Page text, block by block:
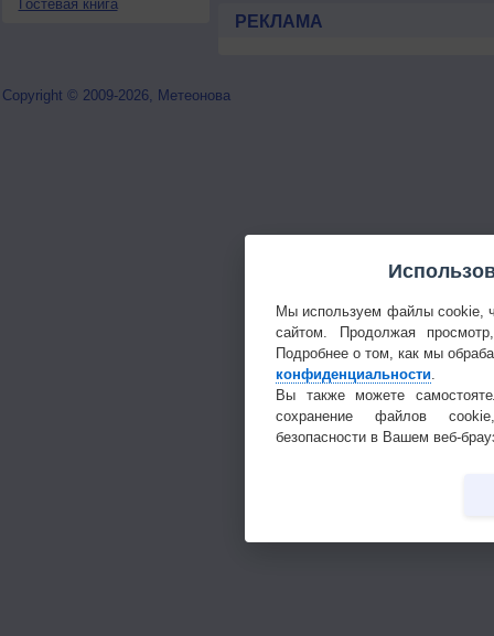
Гостевая книга
РЕКЛАМА
Copyright © 2009-2026, Метеонова
Мы используем файлы cookie,
сайтом. Продолжая
Подробнее о том, как мы
конфиденциальности
Вы также можете
сохранение файлов
безопасности в Вашем веб-